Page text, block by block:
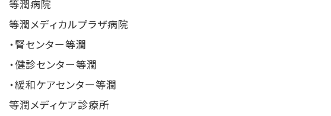
等潤病院
等潤メディカルプラザ病院
・腎センター等潤
・健診センター等潤
・緩和ケアセンター等潤
等潤メディケア診療所